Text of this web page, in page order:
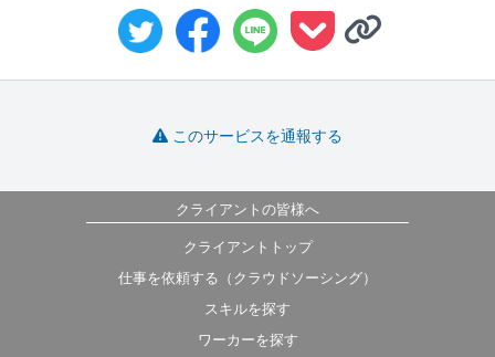
このサービスを通報する
クライアントの皆様へ
クライアントトップ
仕事を依頼する（クラウドソーシング）
スキルを探す
ワーカーを探す